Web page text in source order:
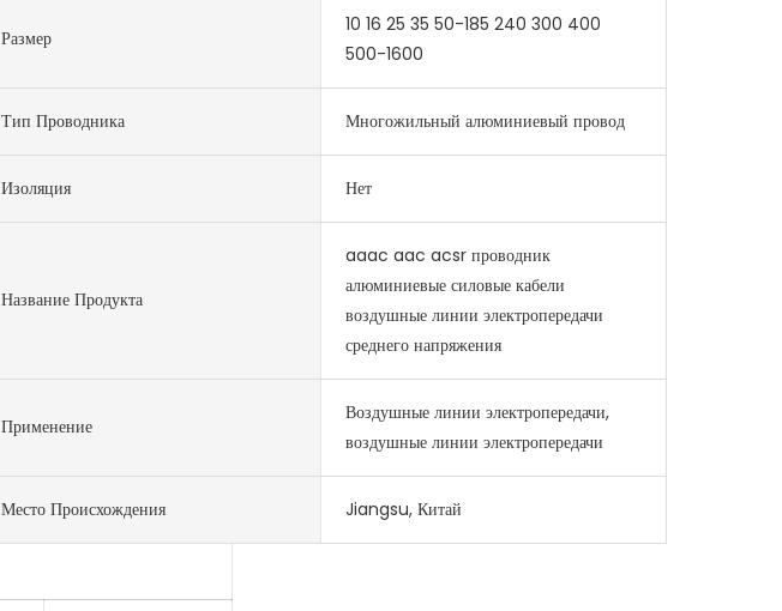
Размер
10 16 25 35 50-185 240 300 400
500-1600
Тип Проводника Многожильный алюминиевый провод
Изоляция Нет
Название Продукта
aaac aac acsr проводник
алюминиевые силовые кабели
воздушные линии электропередачи
среднего напряжения
Применение
Воздушные линии электропередачи,
воздушные линии электропередачи
Место Происхождения Jiangsu, Китай